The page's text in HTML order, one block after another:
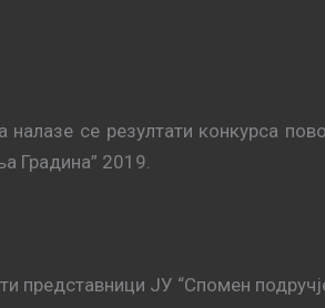
налазе се резултати конкурса
Градина” 2019.
представници ЈУ “Спомен